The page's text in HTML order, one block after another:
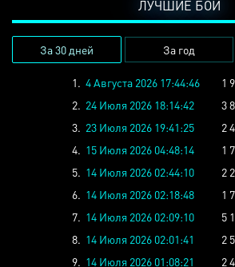
ЛУЧШИЕ БОИ
За 30 дней За год
1. 4 Августа 2026 17:44:46
1
2. 24 Июля 2026 18:14:42
3
3. 23 Июля 2026 19:41:25
2
4. 15 Июля 2026 04:48:14
1
5. 14 Июля 2026 02:44:10
2
6. 14 Июля 2026 02:18:48
1
7. 14 Июля 2026 02:09:10
5
8. 14 Июля 2026 02:01:41
2
9. 14 Июля 2026 01:08:21 2